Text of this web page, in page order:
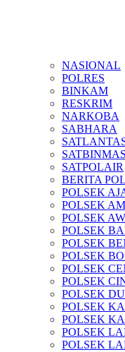
NASIONAL
POLRES
BINKAM
RESKRIM
NARKOBA
SABHARA
SATBINMAS
SATPOLAIR
BERITA
POLSEK
POLSEK
POLSEK
POLSEK
POLSEK
POLSEK
POLSEK
POLSEK
POLSEK
POLSEK
POLSEK
POLSEK
POLSEK